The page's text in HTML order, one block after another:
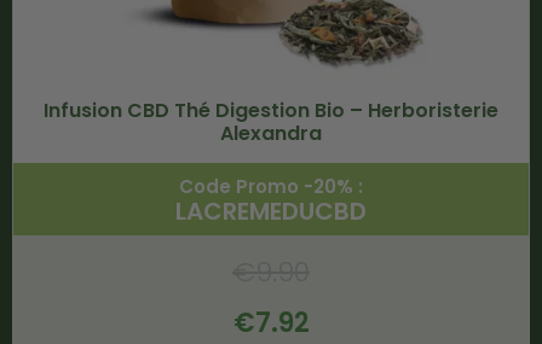
Infusion CBD Thé Digestion Bio – Herboristerie
Alexandra
Code Promo -20% :
LACREMEDUCBD
€7.92